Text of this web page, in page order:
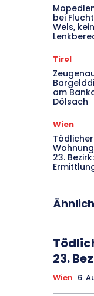
bei
Wels,
Tirol
am
Dölsach
Wien
Tödlicher
23. Bezirk:
23.
Wien 6.